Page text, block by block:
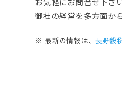
御社の経営を多方面か
最新の情報は、 長野毅